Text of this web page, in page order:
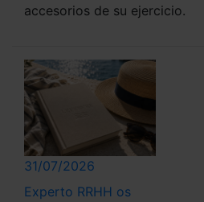
accesorios de su ejercicio.
31/07/2026
Experto RRHH os